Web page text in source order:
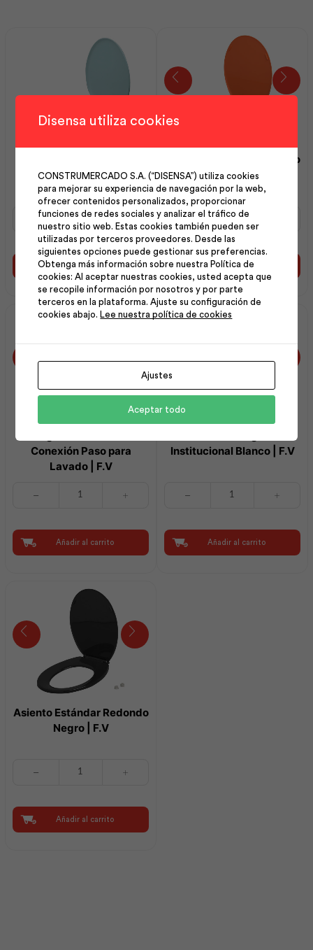
Redondo Celeste | F.V
Asiento
Económico
Redondo
Celeste
F.V
cantidad
Añadir al carrito
Asiento Estándar Redondo
Naranja | F.V
Asiento
Estándar
Redondo
Naranja
|
F.V
cantidad
Añadir al carrito
Conexión Paso para
Lavado | F.V
Conexión
Paso
para
Añadir al carrito
Institucional Blanco | F.V
Blanco
F.V
Añadir al carrito
Asiento Estándar Redondo
Negro | F.V
Negro
F.V
Añadir al carrito
Disensa utiliza cookies
CONSTRUMERCADO S.A. (“DISENSA”) utiliza cookies
para mejorar su experiencia de navegación por la web,
ofrecer contenidos personalizados, proporcionar
funciones de redes sociales y analizar el tráfico de
nuestro sitio web. Estas cookies también pueden ser
utilizadas por terceros proveedores. Desde las
siguientes opciones puede gestionar sus preferencias.
Obtenga más información sobre nuestra Política de
cookies: Al aceptar nuestras cookies, usted acepta que
se recopile información por nosotros y por parte
terceros en la plataforma. Ajuste su configuración de
cookies abajo.
Lee nuestra política de cookies
Ajustes
Aceptar todo